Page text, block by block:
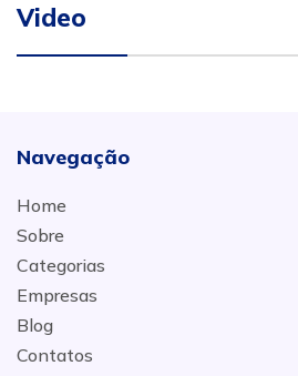
Video
Navegação
Home
Sobre
Categorias
Empresas
Blog
Contatos